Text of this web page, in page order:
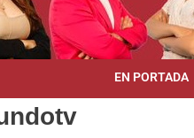
EN PORTADA